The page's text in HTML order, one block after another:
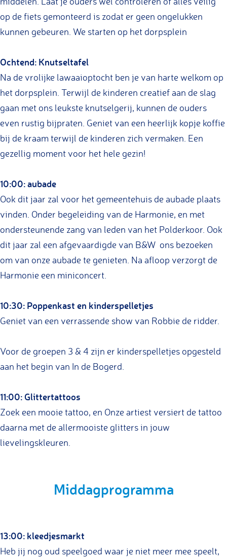
op de fiets gemonteerd is zodat er geen ongelukken
kunnen gebeuren. We starten op het dorpsplein
Ochtend: Knutseltafel
Na de vrolijke lawaaioptocht ben je van harte welkom op
het dorpsplein. Terwijl de kinderen creatief aan de slag
gaan met ons leukste knutselgerij, kunnen de ouders
even rustig bijpraten. Geniet van een heerlijk kopje koffie
bij de kraam terwijl de kinderen zich vermaken. Een
gezellig moment voor het hele gezin!
10:00: aubade
Ook dit jaar zal voor het gemeentehuis de aubade plaats
vinden. Onder begeleiding van de Harmonie, en met
ondersteunende zang van leden van het Polderkoor. Ook
dit jaar zal een afgevaardigde van B&W ons bezoeken
om van onze aubade te genieten. Na afloop verzorgt de
Harmonie een miniconcert.
10:30: Poppenkast en kinderspelletjes
Geniet van een verrassende show van Robbie de ridder.
Voor de groepen 3 & 4 zijn er kinderspelletjes opgesteld
aan het begin van In de Bogerd.
11:00: Glittertattoos
Zoek een mooie tattoo, en Onze artiest versiert de tattoo
daarna met de allermooiste glitters in jouw
lievelingskleuren.
Middagprogramma
13:00: kleedjesmarkt
Heb jij nog oud speelgoed waar je niet meer mee speelt,